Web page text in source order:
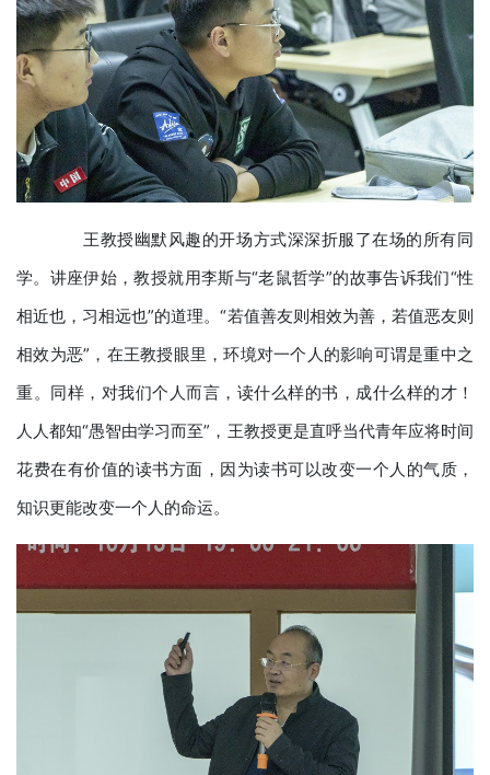
王教授幽默风趣的开场方式深深折服了在场的所有同
学。讲座伊始，教授就用李斯与“老鼠哲学”的故事告诉我们“性
相近也，习相远也”的道理。“若值善友则相效为善，若值恶友则
相效为恶”，在王教授眼里，环境对一个人的影响可谓是重中之
重。同样，对我们个人而言，读什么样的书，成什么样的才！
人人都知“愚智由学习而至”，王教授更是直呼当代青年应将时间
花费在有价值的读书方面，因为读书可以改变一个人的气质，
知识更能改变一个人的命运。